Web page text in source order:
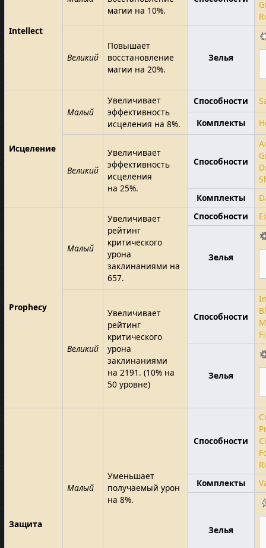
Intellect
магии на 10%.
Великий
Повышает
восстановление
магии на 20%.
Зелья
Исцеление
Малый
Увеличивает
эффективность
исцеления на 8%.
Способности
Комплекты
Великий
Увеличивает
эффективность
исцеления
на 25%.
Способности
Комплекты
Prophecy
Малый
Увеличивает
рейтинг
критического
урона
заклинаниями на
657.
Способности
Зелья
Великий
Увеличивает
рейтинг
критического
урона
заклинаниями
на 2191. (10% на
50 уровне)
Способности
Зелья
Защита
Малый
Уменьшает
получаемый урон
на 8%.
Способности
Комплекты
Зелья